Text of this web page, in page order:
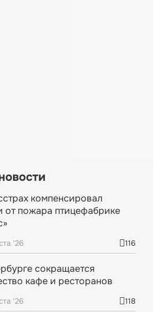
компенсировал
от пожара птицефабрике
'26 116
сокращается
кафе и ресторанов
'26 118